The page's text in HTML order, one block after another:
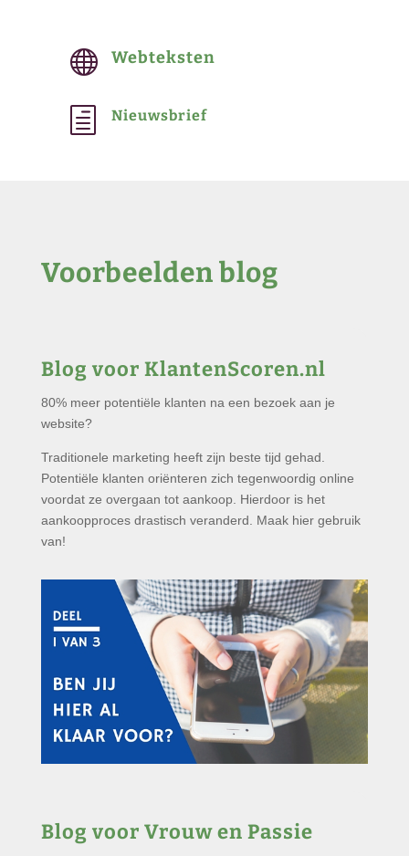
 Webteksten
h Nieuwsbrief
Voorbeelden blog
Blog voor KlantenScoren.nl
80% meer potentiële klanten na een bezoek aan je
website?
Traditionele marketing heeft zijn beste tijd gehad.
Potentiële klanten oriënteren zich tegenwoordig online
voordat ze overgaan tot aankoop. Hierdoor is het
aankoopproces drastisch veranderd. Maak hier gebruik
van!
Blog voor Vrouw en Passie